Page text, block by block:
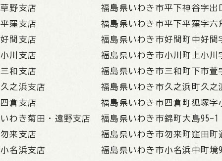
草野支店
福島県いわき市平下神谷字出
平窪支店
福島県いわき市平下平窪字六
好間支店
福島県いわき市好間町中好間
小川支店
福島県いわき市小川町上小川
三和支店
福島県いわき市三和町下市萱
久之浜支店
福島県いわき市久之浜町久之
四倉支店
福島県いわき市四倉町狐塚字
いわき菊田・遠野支店
福島県いわき市錦町大島95-1
勿来支店
福島県いわき市勿来町窪田町
小名浜支店
福島県いわき市小名浜中町境